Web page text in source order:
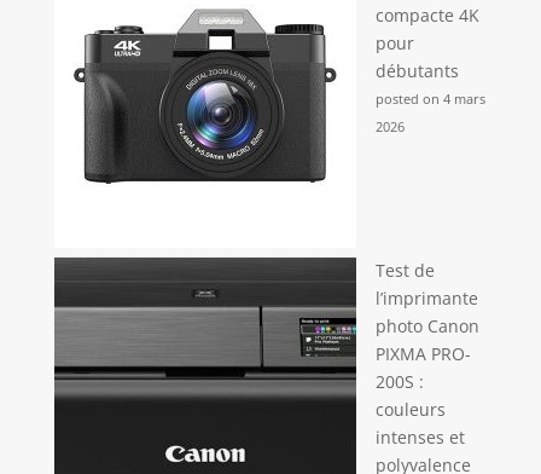
compacte 4K
pour
débutants
posted on 4 mars
2026
Test de
l’imprimante
photo Canon
PIXMA PRO-
200S :
couleurs
intenses et
polyvalence